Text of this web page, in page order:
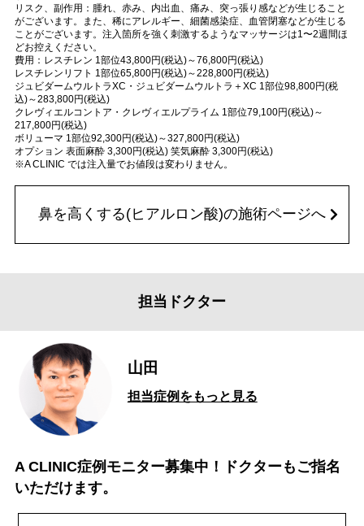
リスク、副作用：腫れ、赤み、内出血、痛み、突っ張り感などが生じること
がございます。また、稀にアレルギー、細菌感染症、血管閉塞などが生じる
ことがございます。注入箇所を強く刺激するようなマッサージは1〜2週間ほ
どお控えください。
費用：レスチレン 1部位43,800円(税込)～76,800円(税込)
レスチレンリフト 1部位65,800円(税込)～228,800円(税込)
ジュビダームウルトラXC・ジュビダームウルトラ＋XC 1部位98,800円(税
込)～283,800円(税込)
クレヴィエルコントア・クレヴィエルプライム 1部位79,100円(税込)～
217,800円(税込)
ボリューマ 1部位92,300円(税込)～327,800円(税込)
オプション 表面麻酔 3,300円(税込) 笑気麻酔 3,300円(税込)
※A CLINIC では注入量でお値段は変わりません。
鼻を高くする(ヒアルロン酸)の施術ページへ
担当ドクター
山田
担当症例をもっと見る
A CLINIC症例モニター募集中！ドクターもご指名
いただけます。